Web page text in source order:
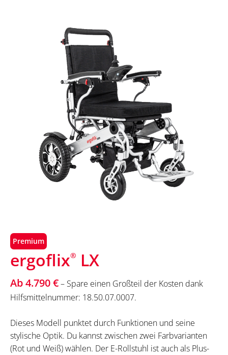
Premium
ergoflix® LX
Ab 4.790 €– Spare einen Großteil der Kosten dank
Hilfsmittelnummer: 18.50.07.0007.
Dieses Modell punktet durch Funktionen und seine
stylische Optik. Du kannst zwischen zwei Farbvarianten
(Rot und Weiß) wählen. Der E-Rollstuhl ist auch als Plus-